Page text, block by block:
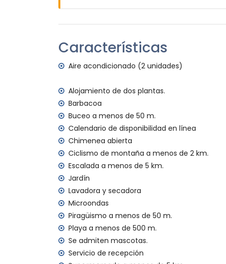
pueblo más cercano: Jávea (a menos de
ribera u orilla más cercana:
playa más cercana: La Barraca, Jávea (a
puerto más cercano: Puerto Aduanas del
parque más cercano: Montgó, Jávea (a
aeropuerto más cercano: Alicante (a
segundo aeropuerto más cercano:
transporte público cercano: autobús a
mascotas permitidas
El alojamiento es muy adecuado para
Instalaciones y servicios incluidos en el
internet (WiFi)
aspiradora y plancha con tabla de planchar
ropa de cama y toallas
servicio de recepción y servicio de
calefacción eléctrica y aire acondicionado
Instalaciones y servicios con cargo adicional
cama extra y cuna de bebé (bajo
Características
Aire acondicionado (2 unidades)
Alojamiento de dos plantas.
Barbacoa
Buceo a menos de 50 m.
Calendario de disponibilidad en línea
Chimenea abierta
Ciclismo de montaña a menos de 2 km.
Escalada a menos de 5 km.
Jardín
Lavadora y secadora
Microondas
Piragüismo a menos de 50 m.
Playa a menos de 500 m.
Se admiten mascotas.
Servicio de recepción